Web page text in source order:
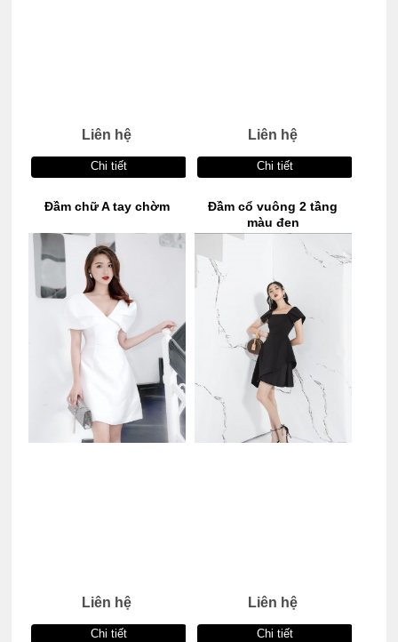
Liên hệ
Chi tiết
Liên hệ
Chi tiết
Đầm chữ A tay chờm
Liên hệ
Chi tiết
Đầm cổ vuông 2 tầng
màu đen
Liên hệ
Chi tiết